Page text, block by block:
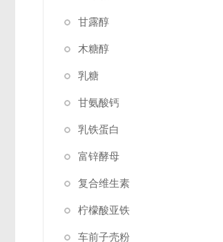
甘露醇
木糖醇
乳糖
甘氨酸钙
乳铁蛋白
富锌酵母
复合维生素
柠檬酸亚铁
车前子壳粉